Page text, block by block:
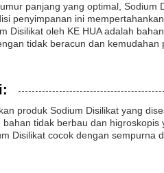
panjang yang optimal,
penyimpanan ini
Disilikat oleh KE HUA adalah
tidak beracun dan
produk Sodium Disilikat yang
bahan tidak berbau dan
Disilikat cocok dengan sempurna